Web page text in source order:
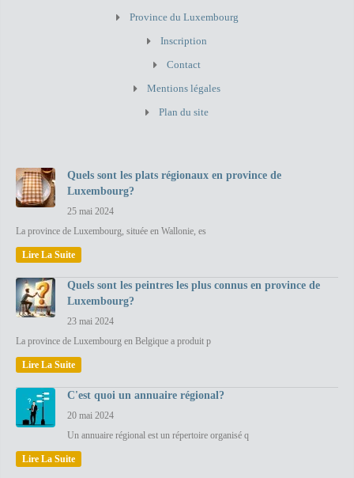
Province du Luxembourg
Inscription
Contact
Mentions légales
Plan du site
Quels sont les plats régionaux en province de
Luxembourg?
25 mai 2024
La province de Luxembourg, située en Wallonie, es
Lire La Suite
Quels sont les peintres les plus connus en province de
Luxembourg?
23 mai 2024
La province de Luxembourg en Belgique a produit p
Lire La Suite
C'est quoi un annuaire régional?
20 mai 2024
Un annuaire régional est un répertoire organisé q
Lire La Suite